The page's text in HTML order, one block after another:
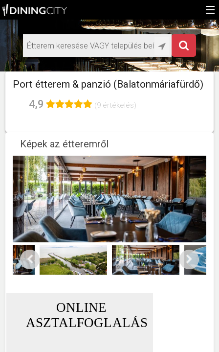
Főoldal
Médiaajánlat éttermeknek
HU
Port étterem & panzió (Balatonmáriafürdő)
4,9 (9 értékelés)
Képek az étteremről